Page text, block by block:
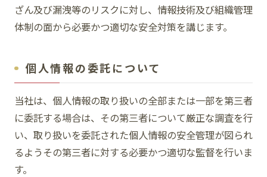
ざん及び漏洩等のリスクに対し、情報技術及び組織管理
体制の面から必要かつ適切な安全対策を講じます。
個人情報の委託について
当社は、個人情報の取り扱いの全部または一部を第三者
に委託する場合は、その第三者について厳正な調査を行
い、取り扱いを委託された個人情報の安全管理が図られ
るようその第三者に対する必要かつ適切な監督を行いま
す。